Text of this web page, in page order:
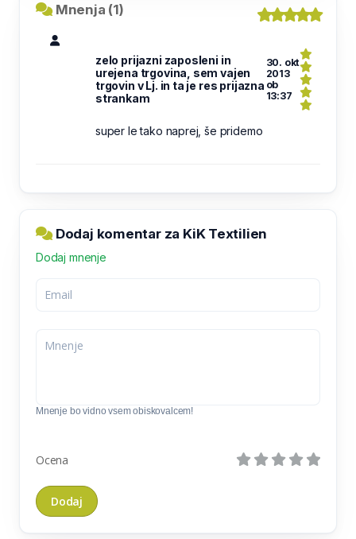
Mnenja (1)
zelo prijazni zaposleni in
urejena trgovina, sem vajen
trgovin v Lj. in ta je res prijazna
strankam
30. okt
2013
ob
13:37
super le tako naprej, še pridemo
Dodaj komentar za KiK Textilien
Dodaj mnenje
Mnenje bo vidno vsem obiskovalcem!
Ocena